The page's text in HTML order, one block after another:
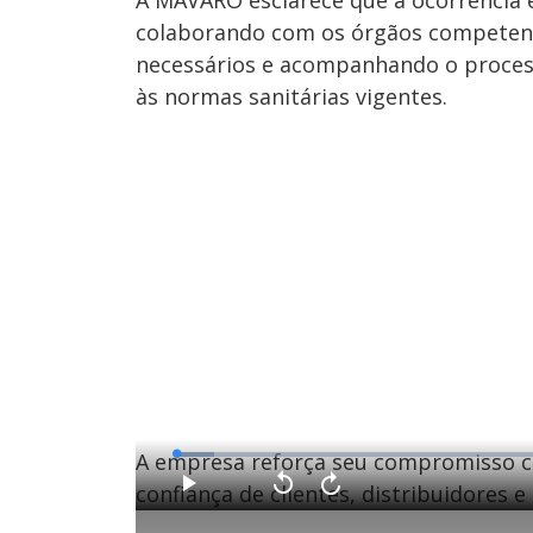
colaborando com os órgãos
necessários e acompanhando o
às normas sanitárias vigentes.
A empresa reforça seu compromisso
confiança de clientes, distribuidores e
P
l
V
o
A
v
L
o
a
d
e